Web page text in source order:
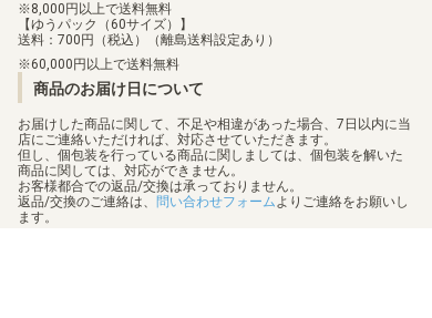
8,000円以上で送料無料
【ゆうパック（60サイズ）】
送料：700円（税込）（離島送料設定あり）
60,000円以上で送料無料
商品のお届け日について
お届けした商品に関して、不足や相違があった場合、7日以内に当
店にご連絡いただければ、対応させていただきます。
但し、個包装を行っている商品に関しましては、個包装を解いた
商品に関しては、対応ができません。
お客様都合での返品/交換は承っておりません。
返品/交換のご連絡は、 問い合わせフォームよりご連絡をお願いし
ます。